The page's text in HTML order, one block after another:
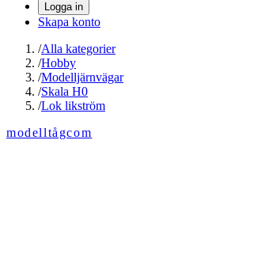
Logga in
Skapa konto
/Alla kategorier
/Hobby
/Modelljärnvägar
/Skala H0
/Lok likström
modelltågcom